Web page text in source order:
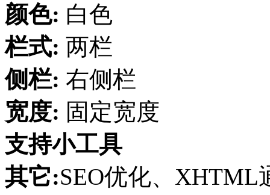
颜色: 白色
栏式: 两栏
侧栏: 右侧栏
宽度: 固定宽度
支持小工具
其它:SEO优化、XHTML